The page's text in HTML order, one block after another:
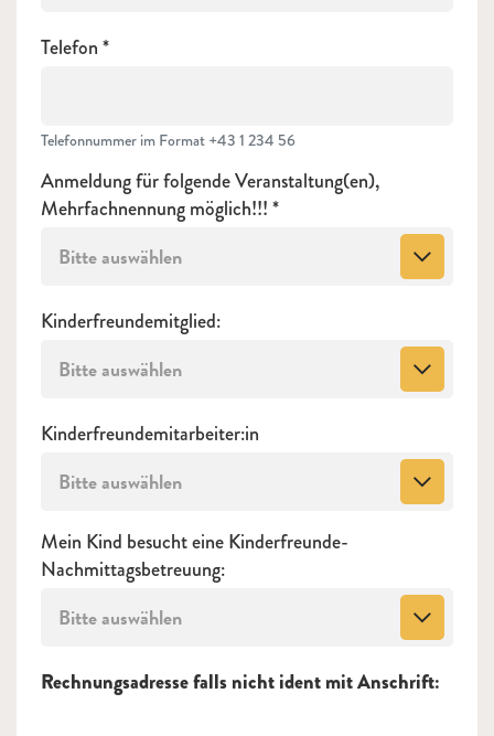
Telefon
Telefonnummer im Format +43 1 234 56
Anmeldung für folgende Veranstaltung(en),
Mehrfachnennung möglich!!!
Bitte auswählen
Kinderfreundemitglied:
Bitte auswählen
Kinderfreundemitarbeiter:in
Bitte auswählen
Mein Kind besucht eine Kinderfreunde-
Nachmittagsbetreuung:
Bitte auswählen
Rechnungsadresse falls nicht ident mit Anschrift: